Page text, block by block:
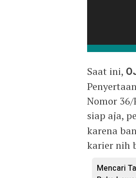
Saat ini,
Nomor
siap aja,
karena
karier nih
Mencari